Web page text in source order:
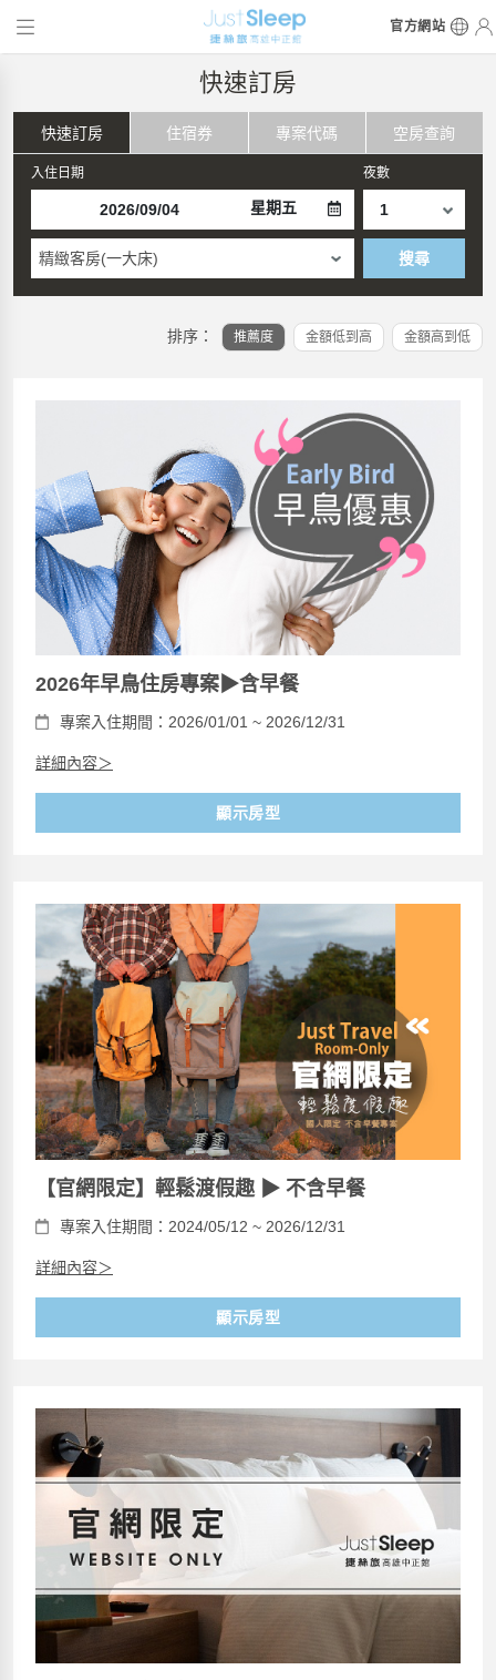
官方網站
快速訂房
快速訂房 住宿券 專案代碼 空房查詢
入住日期
星期五
夜數
精緻客房(一大床) 搜尋
排序： 推薦度 金額低到高 金額高到低
2026年早鳥住房專案▶含早餐
專案入住期間：2026/01/01 ~ 2026/12/31
詳細內容＞
顯示房型
【官網限定】輕鬆渡假趣 ▶ 不含早餐
專案入住期間：2024/05/12 ~ 2026/12/31
詳細內容＞
顯示房型